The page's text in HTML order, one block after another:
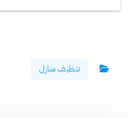
تنظيف منازل